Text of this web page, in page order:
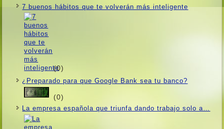
7 buenos hábitos que te volverán más inteligente
(0)
¿Preparado para que Google Bank sea tu banco?
(0)
La empresa española que triunfa dando trabajo solo a…